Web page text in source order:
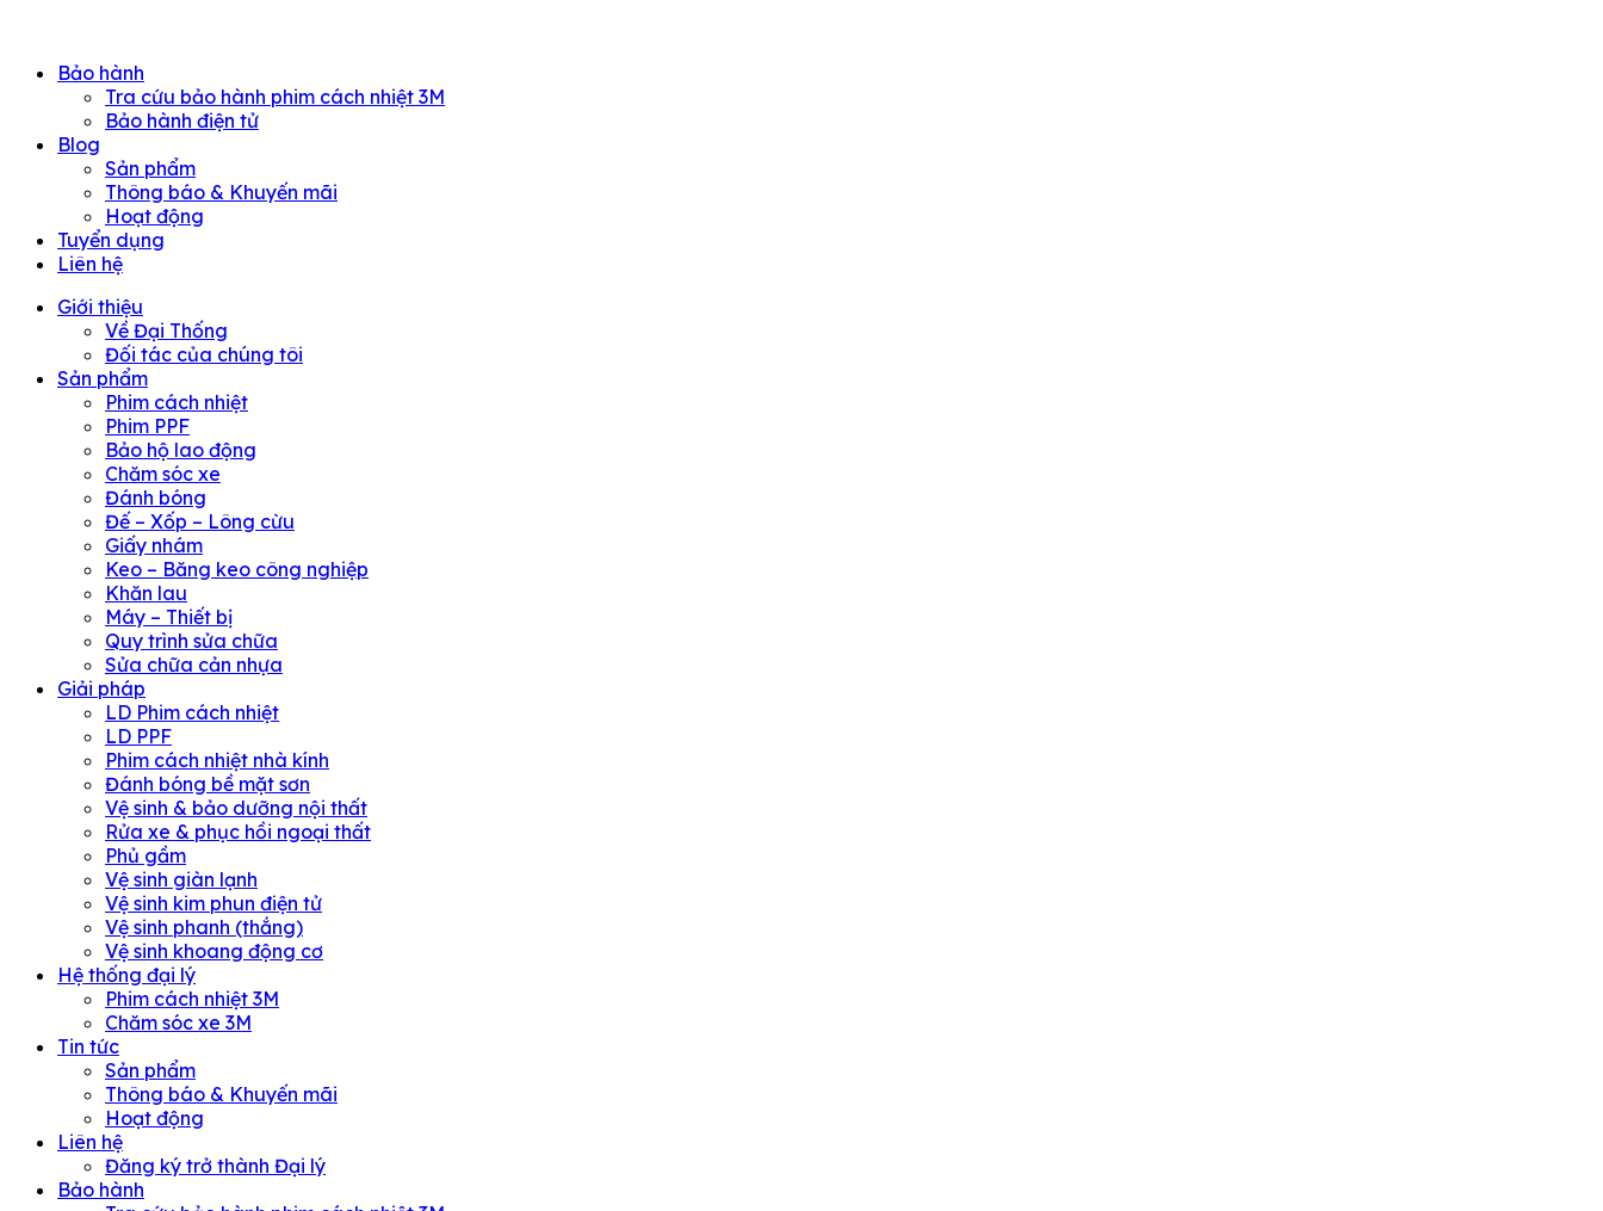
Bảo hành
Tra cứu bảo hành phim cách nhiệt 3M
Bảo hành điện tử
Blog
Sản phẩm
Thông báo & Khuyến mãi
Hoạt động
Tuyển dụng
Liên hệ
Giới thiệu
Về Đại Thống
Đối tác của chúng tôi
Sản phẩm
Phim cách nhiệt
Phim PPF
Bảo hộ lao động
Chăm sóc xe
Đánh bóng
Đế – Xốp – Lông cừu
Giấy nhám
Keo – Băng keo công nghiệp
Khăn lau
Máy – Thiết bị
Quy trình sửa chữa
Sửa chữa cản nhựa
Giải pháp
LD Phim cách nhiệt
LD PPF
Phim cách nhiệt nhà kính
Đánh bóng bề mặt sơn
Vệ sinh & bảo dưỡng nội thất
Rửa xe & phục hồi ngoại thất
Phủ gầm
Vệ sinh giàn lạnh
Vệ sinh kim phun điện tử
Vệ sinh phanh (thắng)
Vệ sinh khoang động cơ
Hệ thống đại lý
Phim cách nhiệt 3M
Chăm sóc xe 3M
Tin tức
Sản phẩm
Thông báo & Khuyến mãi
Hoạt động
Liên hệ
Đăng ký trở thành Đại lý
Bảo hành